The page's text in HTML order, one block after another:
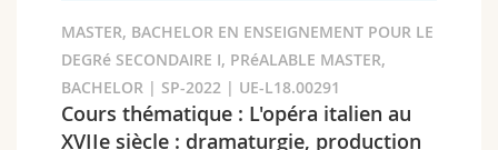
Programme des cours
MyUnifr
Semestre
MASTER, BACHELOR EN ENSEIGNEMENT POUR LE
DEGRé SECONDAIRE I, PRéALABLE MASTER,
BACHELOR | SP-2022 | UE-L18.00291
Cours thématique : L'opéra italien au
XVIIe siècle : dramaturgie, production